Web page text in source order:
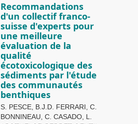
Recommandations
d'un collectif franco-
suisse d'experts pour
une meilleure
évaluation de la
qualité
écotoxicologique des
sédiments par l'étude
des communautés
benthiques
S. PESCE, B.J.D. FERRARI, C.
BONNINEAU, C. CASADO, L.